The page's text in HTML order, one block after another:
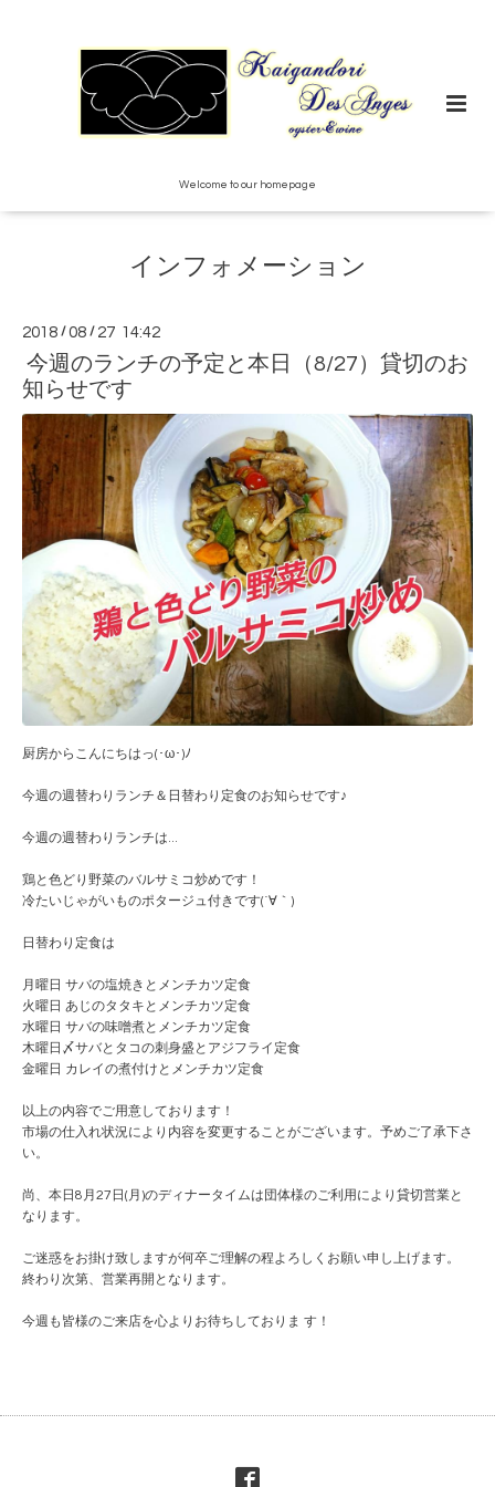
Welcome to our homepage
インフォメーション
2018 /08 / 27 14:42
今週のランチの予定と本日（8/27）貸切のお
知らせです
厨房からこんにちはっ(･ω･)ﾉ
今週の週替わりランチ＆日替わり定食のお知らせです♪
今週の週替わりランチは...
鶏と色どり野菜のバルサミコ炒めです！
冷たいじゃがいものポタージュ付きです(´∀｀)
日替わり定食は
月曜日 サバの塩焼きとメンチカツ定食
火曜日 あじのタタキとメンチカツ定食
水曜日 サバの味噌煮とメンチカツ定食
木曜日〆サバとタコの刺身盛とアジフライ定食
金曜日 カレイの煮付けとメンチカツ定食
以上の内容でご用意しております！
市場の仕入れ状況により内容を変更することがございます。予めご了承下さ
い。
尚、本日8月27日(月)のディナータイムは団体様のご利用により貸切営業と
なります。
ご迷惑をお掛け致しますが何卒ご理解の程よろしくお願い申し上げます。
終わり次第、営業再開となります。
今週も皆様のご来店を心よりお待ちしておりま す！